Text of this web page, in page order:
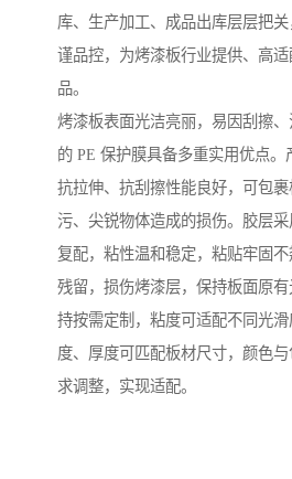
库、生产加工、成品出库层层把
谨品控，为烤漆板行业提供、高
品。
烤漆板表面光洁亮丽，易因刮擦、
的 PE 保护膜具备多重实用优点。
抗拉伸、抗刮擦性能良好，可包
污、尖锐物体造成的损伤。胶层
复配，粘性温和稳定，粘贴牢固
残留，损伤烤漆层，保持板面原
持按需定制，粘度可适配不同光
度、厚度可匹配板材尺寸，颜色
求调整，实现适配。